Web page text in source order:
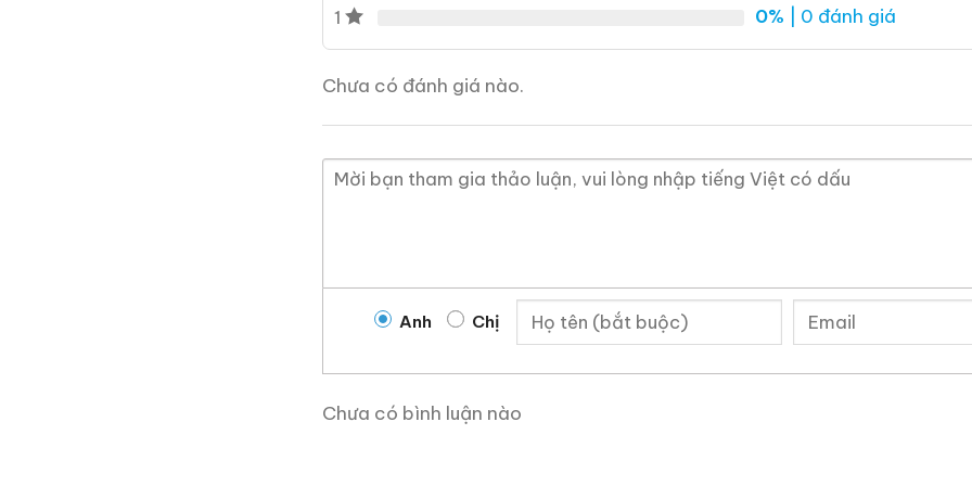
whisky Nhật.
Giới Thiệu Một Số Mẫu Rượu Trung Quốc
1
0% | 0 đánh giá
Chưa có đánh giá nào.
Anh Chị
Chưa có bình luận nào